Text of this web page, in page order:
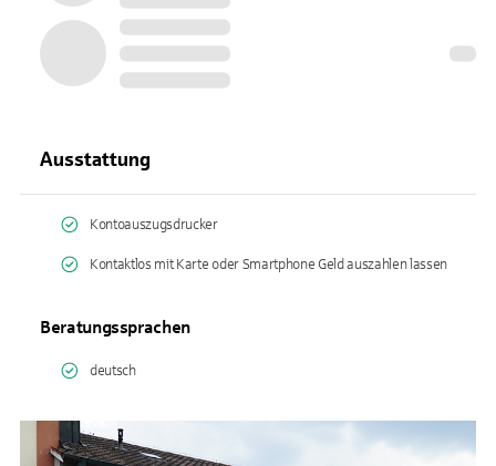
Ausstattung
Kontoauszugsdrucker
Kontaktlos mit Karte oder Smartphone Geld auszahlen lassen
Beratungssprachen
deutsch